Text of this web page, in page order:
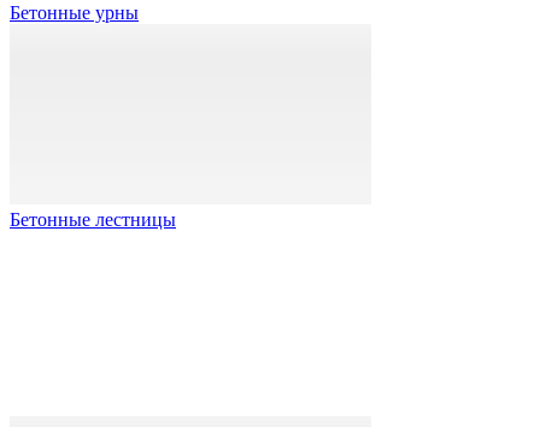
Бетонные урны
Бетонные лестницы